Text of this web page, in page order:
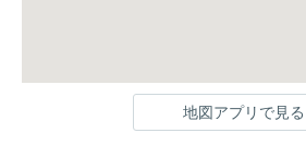
地図アプリで見る